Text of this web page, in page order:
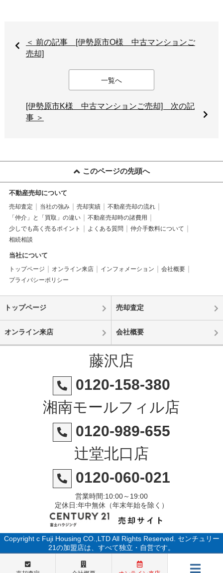
＜ 前の記事 [伊勢原市O様 中古マンションご
売却]
一覧へ
[伊勢原市K様 中古マンションご売却] 次の記
事 ＞
このページの先頭へ
不動産売却について
売却査定 当社の強み 売却実績
不動産売却の流れ
「仲介」と「買取」の違い
不動産売却時の諸費用
少しでも高く売るポイント
よくある質問
仲介手数料について
相続相談
当社について
トップページ オンライン来店 インフォメーション
会社概要
プライバシーポリシー
トップページ 売却査定
オンライン来店 会社概要
藤沢店
0120-158-380
湘南モールフィル店
0120-989-655
辻堂北口店
0120-060-021
営業時間:10:00～19:00
定休日:年中無休（年末年始を除く）
Copyright c Fuji Housing CO.,LTD All Rights Reserved. センチュリー
21の加盟店は、すべて独立・自営です。